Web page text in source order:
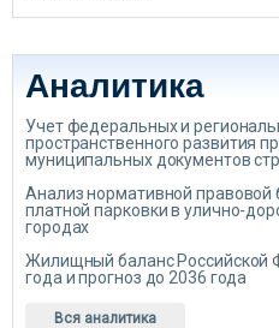
Аналитика
Учет федеральных и
пространственного развития
муниципальных документов
Анализ нормативной правовой
платной парковки в улично-
городах
Жилищный баланс Российской
года и прогноз до 2036 года
Вся аналитика